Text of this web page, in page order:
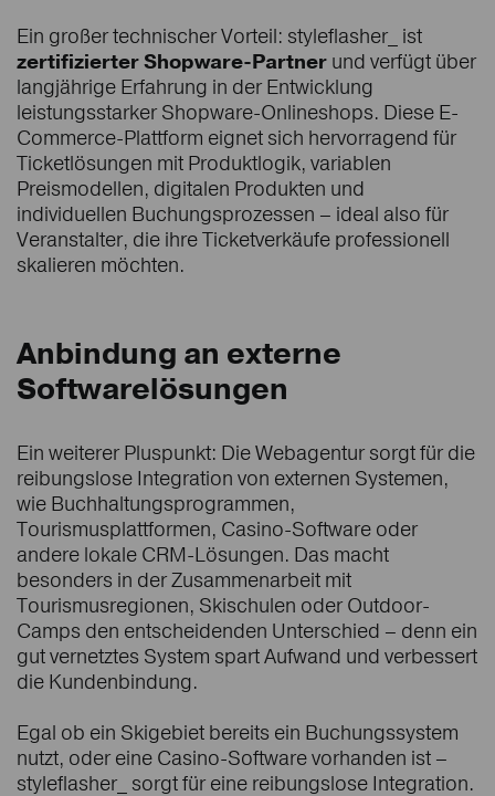
Ein großer technischer Vorteil: styleflasher_ ist
zertifizierter Shopware-Partner und verfügt über
langjährige Erfahrung in der Entwicklung
leistungsstarker Shopware-Onlineshops. Diese E-
Commerce-Plattform eignet sich hervorragend für
Ticketlösungen mit Produktlogik, variablen
Preismodellen, digitalen Produkten und
individuellen Buchungsprozessen – ideal also für
Veranstalter, die ihre Ticketverkäufe professionell
skalieren möchten.
Anbindung an externe
Softwarelösungen
Ein weiterer Pluspunkt: Die Webagentur sorgt für die
reibungslose Integration von externen Systemen,
wie Buchhaltungsprogrammen,
Tourismusplattformen, Casino-Software oder
andere lokale CRM-Lösungen. Das macht
besonders in der Zusammenarbeit mit
Tourismusregionen, Skischulen oder Outdoor-
Camps den entscheidenden Unterschied – denn ein
gut vernetztes System spart Aufwand und verbessert
die Kundenbindung.
Egal ob ein Skigebiet bereits ein Buchungssystem
nutzt, oder eine Casino-Software vorhanden ist –
styleflasher_ sorgt für eine reibungslose Integration.